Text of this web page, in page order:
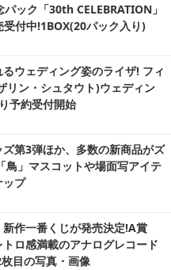
パック「30th CELEBRATION」
付中!1BOX(20パック入り)
ウェディング姿のライザ! フィ
リン・シュタウト)ウェディン
予約受付開始
ズ第3弾ほか、多数の新商品がズ
鳥」マスコットや場面写アイテ
ップ
新作一番くじが発売決定!A賞
ロ感満載のアナログレコード
目の写真・画像